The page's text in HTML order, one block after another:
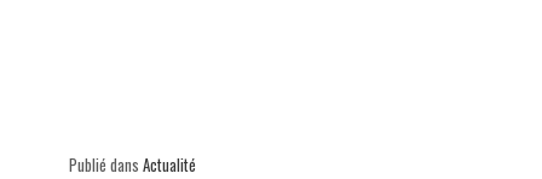
Publié dans Actualité